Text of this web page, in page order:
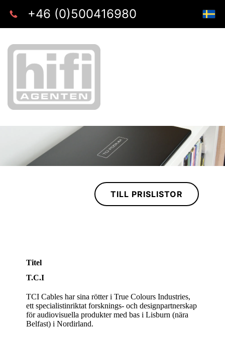
+46 (0)500416980
Titel
T.C.I
TCI Cables har sina rötter i True Colours Industries,
ett specialistinriktat forsknings- och designpartnerskap
för audiovisuella produkter med bas i Lisburn (nära
Belfast) i Nordirland.
TILL PRISLISTOR